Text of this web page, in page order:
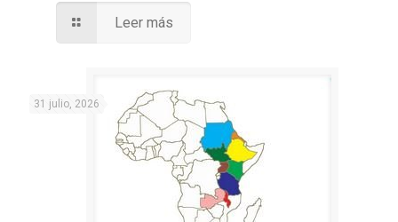
Leer más
31 julio, 2026